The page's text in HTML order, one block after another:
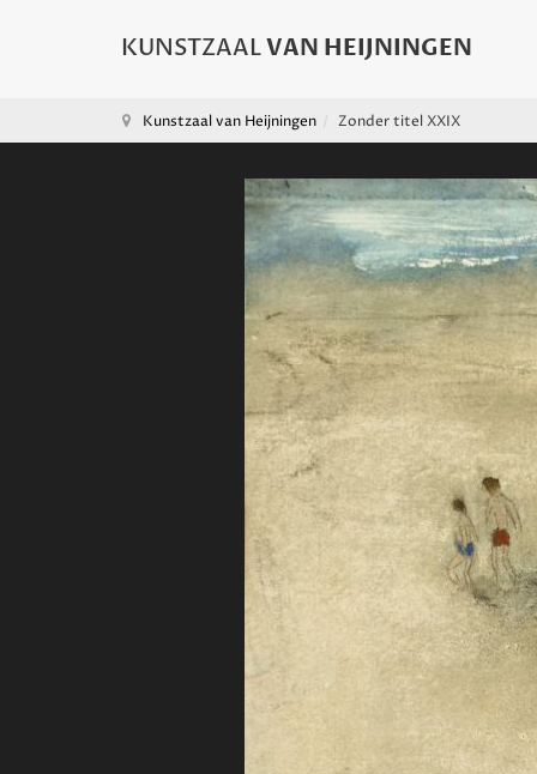
Kunstzaal van Heijningen Zonder titel XXIX